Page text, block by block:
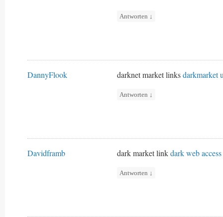
Antworten ↓
DannyFlook darknet market linksdarkmarket
Antworten ↓
Davidframb dark market linkdark web access
Antworten ↓